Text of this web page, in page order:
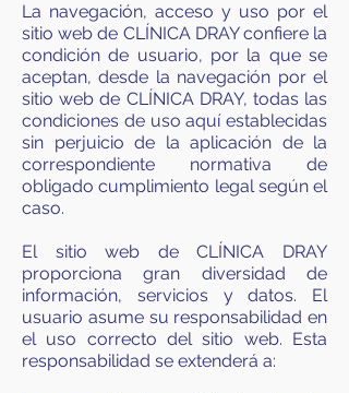
La navegación, acceso y uso por el
sitio web de CLÍNICA DRAY confiere la
condición de usuario, por la que se
aceptan, desde la navegación por el
sitio web de CLÍNICA DRAY, todas las
condiciones de uso aquí establecidas
sin perjuicio de la aplicación de la
correspondiente normativa de
obligado cumplimiento legal según el
caso.
El sitio web de CLÍNICA DRAY
proporciona gran diversidad de
información, servicios y datos. El
usuario asume su responsabilidad en
el uso correcto del sitio web. Esta
responsabilidad se extenderá a: